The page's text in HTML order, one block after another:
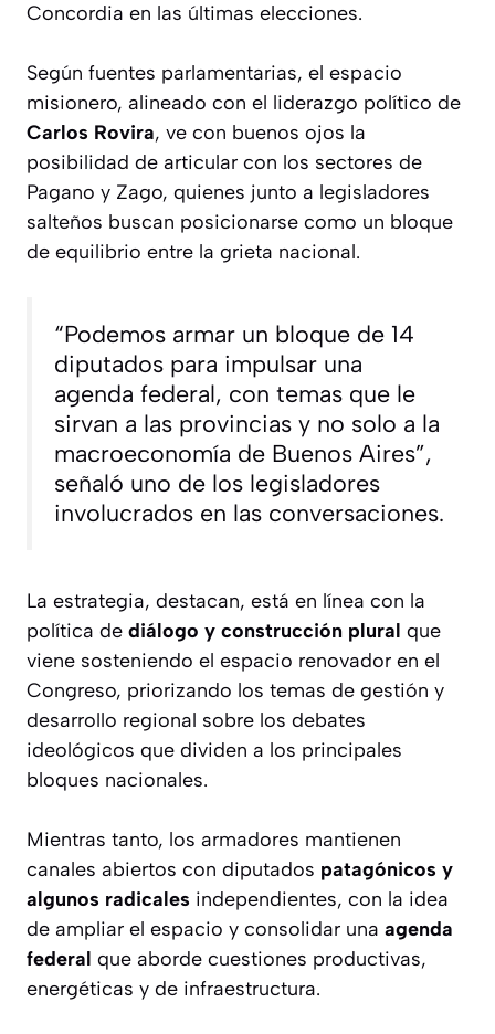
Concordia en las últimas elecciones.
Según fuentes parlamentarias, el espacio
misionero, alineado con el liderazgo político de
Carlos Rovira, ve con buenos ojos la
posibilidad de articular con los sectores de
Pagano y Zago, quienes junto a legisladores
salteños buscan posicionarse como un bloque
de equilibrio entre la grieta nacional.
“Podemos armar un bloque de 14
diputados para impulsar una
agenda federal, con temas que le
sirvan a las provincias y no solo a la
macroeconomía de Buenos Aires”,
señaló uno de los legisladores
involucrados en las conversaciones.
La estrategia, destacan, está en línea con la
política de diálogo y construcción plural que
viene sosteniendo el espacio renovador en el
Congreso, priorizando los temas de gestión y
desarrollo regional sobre los debates
ideológicos que dividen a los principales
bloques nacionales.
Mientras tanto, los armadores mantienen
canales abiertos con diputados patagónicos y
algunos radicales independientes, con la idea
de ampliar el espacio y consolidar una agenda
federal que aborde cuestiones productivas,
energéticas y de infraestructura.